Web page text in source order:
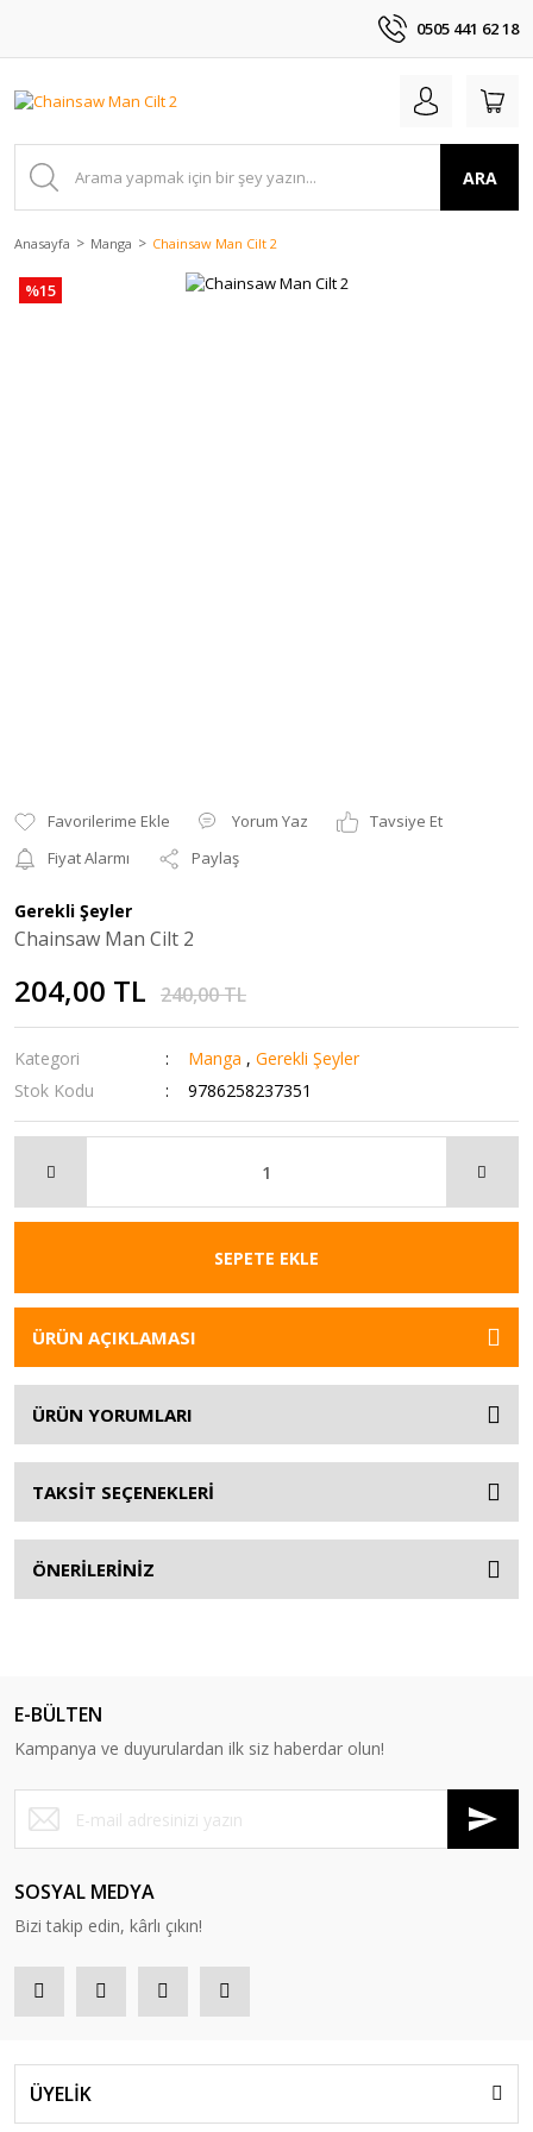
0505 441 62 18
ARA
Anasayfa Manga Chainsaw Man Cilt 2
%15
Yorum Yaz
Tavsiye Et
Fiyat Alarmı
Paylaş
Gerekli Şeyler
Chainsaw Man Cilt 2
204,00 TL 240,00 TL
Kategori Manga ,Gerekli Şeyler
Stok Kodu
9786258237351
SEPETE EKLE
ÜRÜN AÇIKLAMASI
ÜRÜN YORUMLARI
TAKSİT SEÇENEKLERİ
ÖNERİLERİNİZ
E-BÜLTEN
Kampanya ve duyurulardan ilk siz haberdar olun!
SOSYAL MEDYA
Bizi takip edin, kârlı çıkın!
ÜYELİK